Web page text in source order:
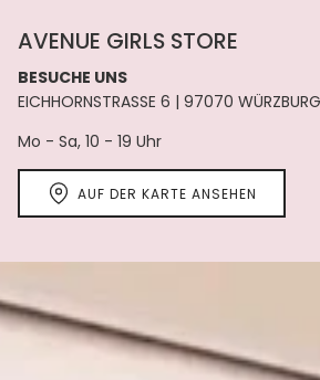
AVENUE GIRLS STORE
BESUCHE UNS
EICHHORNSTRASSE 6 | 97070 WÜRZBURG
Mo - Sa, 10 - 19 Uhr
AUF DER KARTE ANSEHEN